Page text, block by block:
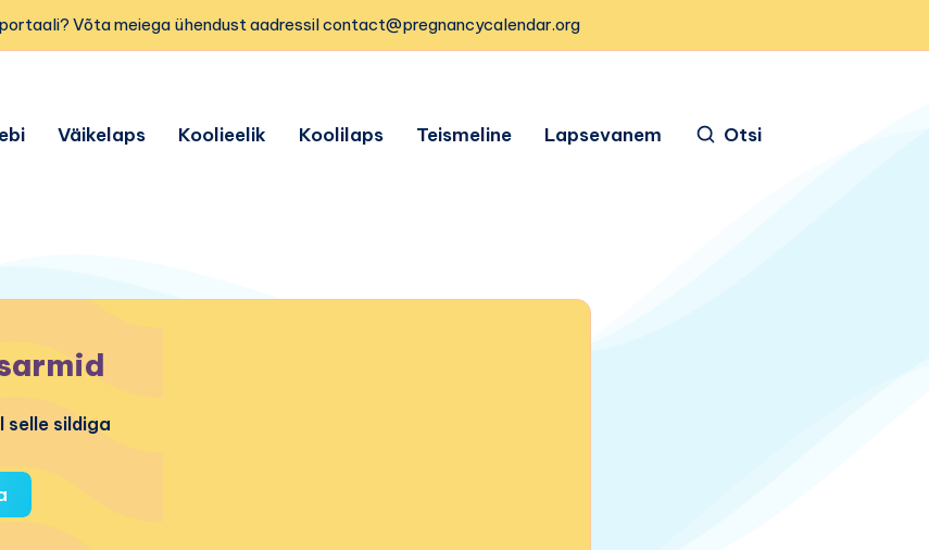
Võta meiega ühendust aadressil contact@pregnancycalendar.org
Väikelaps Koolieelik Koolilaps Teismeline Lapsevanem Otsi
selle sildiga